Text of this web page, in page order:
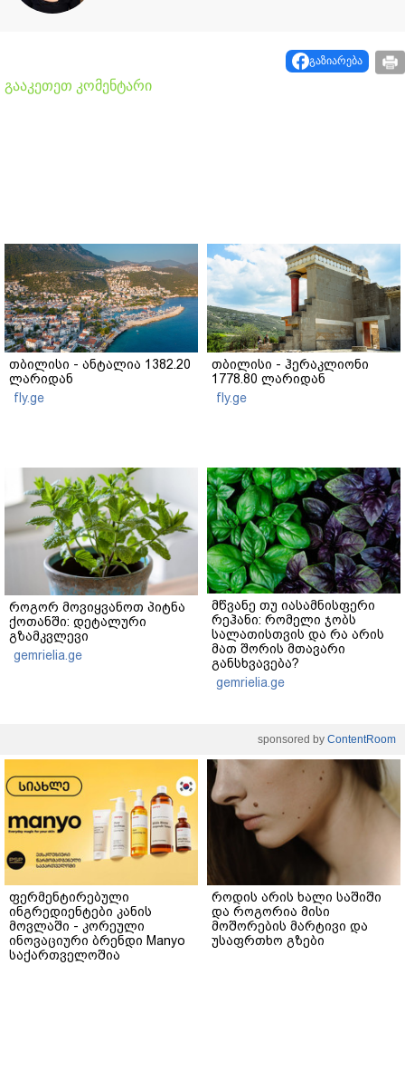
გაზიარება
გააკეთეთ კომენტარი
თბილისი - ანტალია 1382.20
ლარიდან
fly.ge
თბილისი - ჰერაკლიონი
1778.80 ლარიდან
fly.ge
როგორ მოვიყვანოთ პიტნა
ქოთანში: დეტალური
გზამკვლევი
gemrielia.ge
მწვანე თუ იასამნისფერი
რეჰანი: რომელი ჯობს
სალათისთვის და რა არის
მათ შორის მთავარი
განსხვავება?
gemrielia.ge
sponsored by ContentRoom
ფერმენტირებული
ინგრედიენტები კანის
მოვლაში - კორეული
ინოვაციური ბრენდი Manyo
საქართველოშია
როდის არის ხალი საშიში
და როგორია მისი
მოშორების მარტივი და
უსაფრთხო გზები